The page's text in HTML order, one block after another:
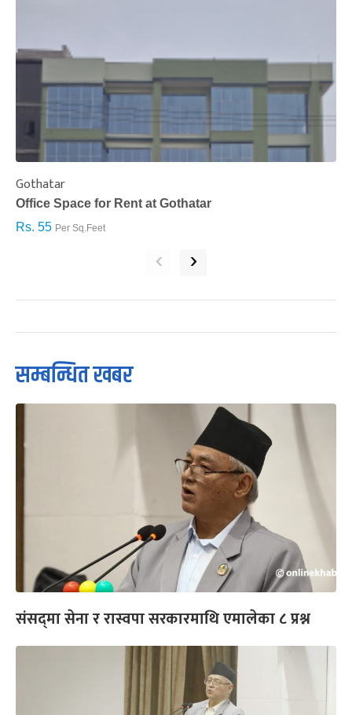
Gothatar
Office Space for Rent at Gothatar
Rs. 55 Per Sq.Feet
‹ ›
सम्बन्धित खबर
संसद्‌मा सेना र रास्वपा सरकारमाथि एमालेका ८ प्रश्न